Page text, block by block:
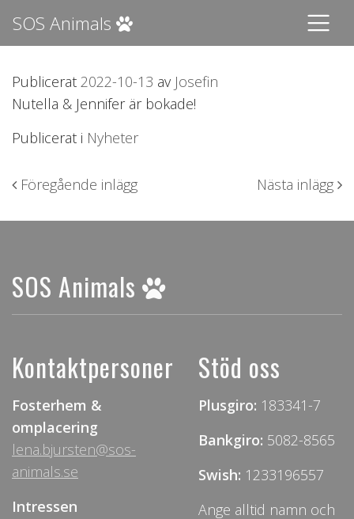
SOS Animals
Publicerat 2022-10-13 av Josefin
Nutella & Jennifer är bokade!
Publicerat i Nyheter
Inläggsnavigering
Föregående inlägg Nästa inlägg
SOS Animals
Kontaktpersoner
Fosterhem &
omplacering
lena.bjursten@sos-
animals.se
Intressen
Stöd oss
Plusgiro: 183341-7
Bankgiro: 5082-8565
Swish: 1233196557
Ange alltid namn och